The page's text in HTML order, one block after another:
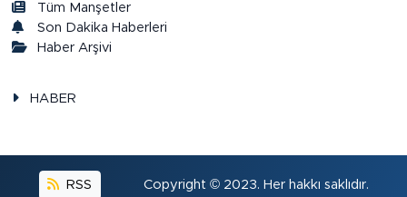
Tüm Manşetler
Son Dakika Haberleri
Haber Arşivi
HABER
RSS Copyright © 2023. Her hakkı saklıdır.